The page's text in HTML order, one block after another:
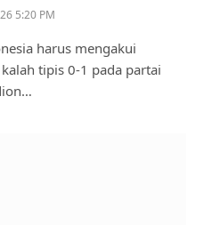
5:20 PM
harus mengakui
tipis 0-1 pada partai